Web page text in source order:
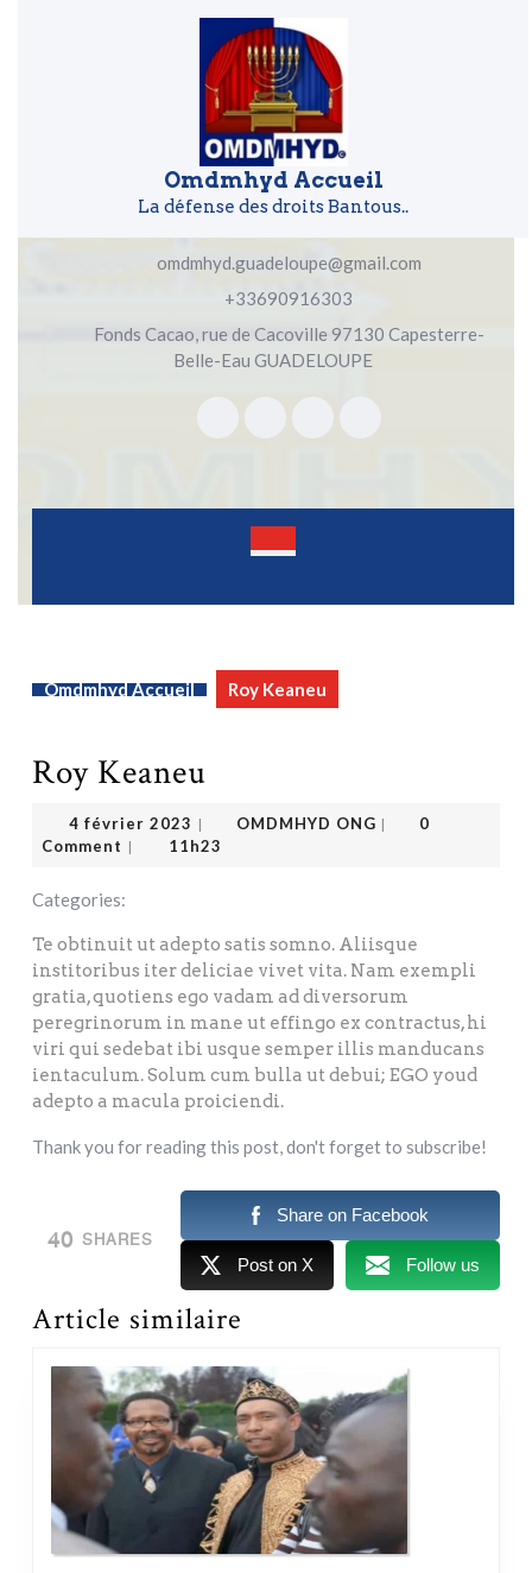
Omdmhyd Accueil
La défense des droits Bantous..
omdmhyd.guadeloupe@gmail.com
+33690916303
Fonds Cacao, rue de Cacoville 97130 Capesterre-
Belle-Eau GUADELOUPE
Omdmhyd Accueil Roy Keaneu
Roy Keaneu
4 février 2023 | OMDMHYD ONG |
0
Comment | 11h23
Categories:
Te obtinuit ut adepto satis somno. Aliisque
institoribus iter deliciae vivet vita. Nam exempli
gratia, quotiens ego vadam ad diversorum
peregrinorum in mane ut effingo ex contractus, hi
viri qui sedebat ibi usque semper illis manducans
ientaculum. Solum cum bulla ut debui; EGO youd
adepto a macula proiciendi.
Thank you for reading this post, don't forget to subscribe!
40 SHARES
Share on Facebook
Post on X Follow us
Article similaire